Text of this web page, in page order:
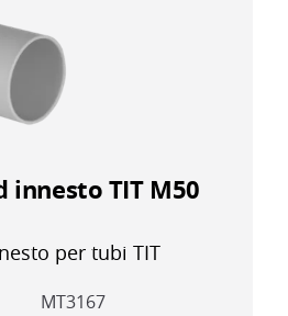
innesto TIT M50
per tubi TIT
MT3167